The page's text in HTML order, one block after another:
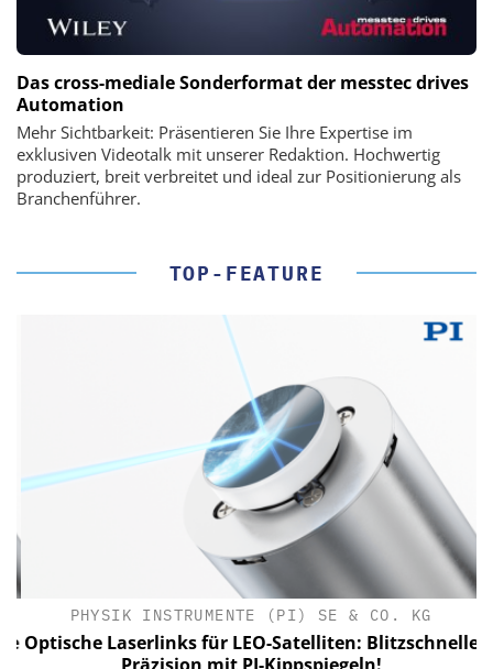
Das cross-mediale Sonderformat der messtec drives
Automation
Mehr Sichtbarkeit: Präsentieren Sie Ihre Expertise im
exklusiven Videotalk mit unserer Redaktion. Hochwertig
produziert, breit verbreitet und ideal zur Positionierung als
Branchenführer.
TOP-FEATURE
PHYSIK INSTRUMENTE (PI) SE & CO. KG
Optische Laserlinks für LEO-Satelliten: Blitzschnelle